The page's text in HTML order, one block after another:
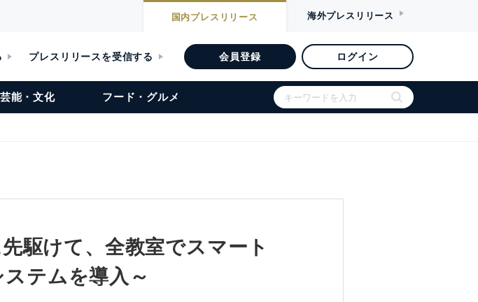
国内プレスリリース 海外プレスリリース
プレスリリースを受信する 会員登録 ログイン
芸能・文化 フード・グルメ
駆けて、全教室でスマート
テムを導入～